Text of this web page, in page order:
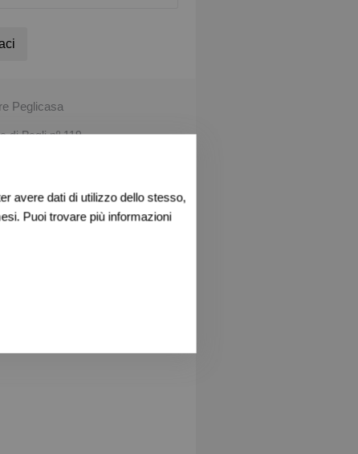
Peglicasa
di Pegli nº 119
immobile
avere dati di utilizzo dello stesso,
Puoi trovare più informazioni